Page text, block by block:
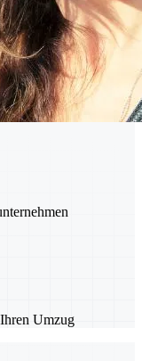
Umzug